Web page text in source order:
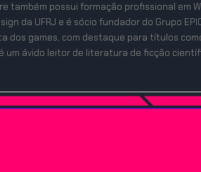
também possui formação profissional em
da UFRJ e é sócio fundador do Grupo
dos games, com destaque para títulos
um ávido leitor de literatura de ficção